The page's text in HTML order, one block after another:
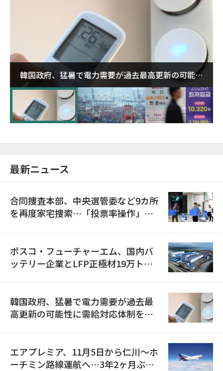
韓国政府、猛暑で電力需要が過去最高更新の可能性
に需給対応体制を点検
最新ニュース
合同捜査本部、中央選管委など9カ所
を再度家宅捜索…「投票率操作」の
ポスコ・フューチャーエム、国内バ
ッテリー企業とLFP正極材19万トン
韓国政府、猛暑で電力需要が過去最
高更新の可能性に需給対応体制を点
エアプレミア、11月5日から仁川〜ホ
ーチミン路線運航へ…3年2ヶ月ぶり